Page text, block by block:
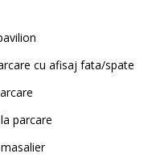
cu afisaj fata/spate
parcare